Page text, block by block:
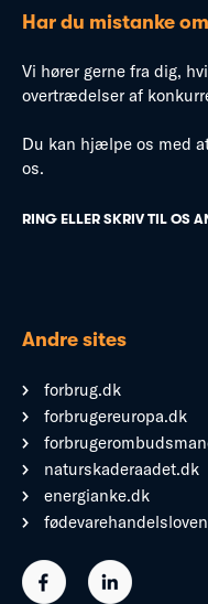
Har du mistanke
Vi hører gerne fra dig,
overtrædelser af
Du kan hjælpe os med
os.
RING ELLER SKRIV TIL OS
Andre sites
forbrug.dk
forbrugereuropa.dk
naturskaderaadet.dk
energianke.dk